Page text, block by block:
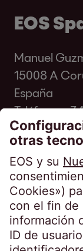
EOS
Manuel
15008 A
España
Teléfono:
Fax: +34 981
info@eos-
Preguntas